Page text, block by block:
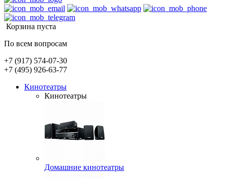
Корзина пуста
По всем вопросам
+7 (917) 574-07-30
+7 (495) 926-63-77
Кинотеатры
Кинотеатры
Домашние кинотеатры